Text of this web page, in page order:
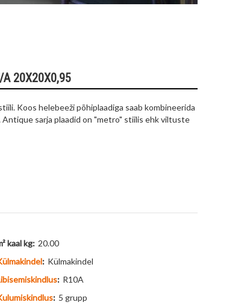
A 20X20X0,95
Koos helebeeži põhiplaadiga saab kombineerida
sarja plaadid on "metro" stiilis ehk viltuste
kaal kg: 20.00
: Külmakindel
: R10A
: 5 grupp